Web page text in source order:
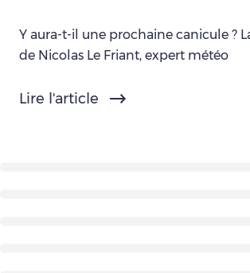
Y aura-t-il une prochaine canicule ?
de Nicolas Le Friant, expert météo
Lire l'article